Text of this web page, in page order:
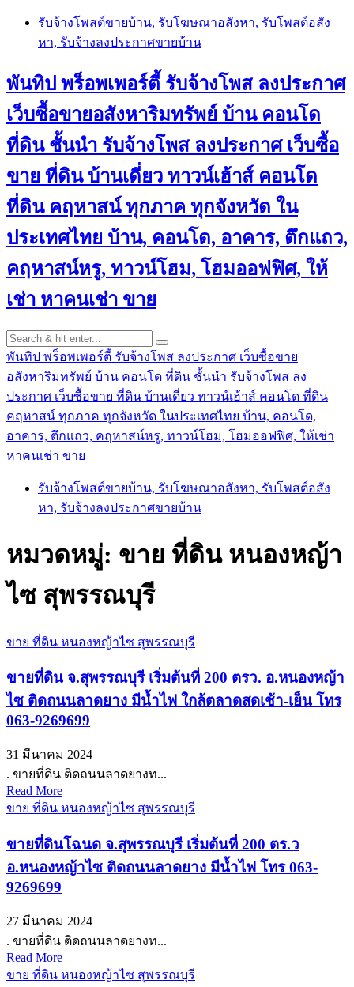
Skip
content
รับจ้างโพสต์ขายบ้าน, รับโฆษณาอสังหา, รับโพสต์อสัง
หา, รับจ้างลงประกาศขายบ้าน
พันทิป พร็อพเพอร์ตี้ รับจ้างโพส ลงประกาศ
เว็บซื้อขายอสังหาริมทรัพย์ บ้าน คอนโด
ที่ดิน ชั้นนำ รับจ้างโพส ลงประกาศ เว็บซื้อ
ขาย ที่ดิน บ้านเดี่ยว ทาวน์เฮ้าส์ คอนโด
ที่ดิน คฤหาสน์ ทุกภาค ทุกจังหวัด ใน
ประเทศไทย บ้าน, คอนโด, อาคาร, ตึกแถว,
คฤหาสน์หรู, ทาวน์โฮม, โฮมออฟฟิศ, ให้
เช่า หาคนเช่า ขาย
พันทิป พร็อพเพอร์ตี้ รับจ้างโพส ลงประกาศ เว็บซื้อขาย
อสังหาริมทรัพย์ บ้าน คอนโด ที่ดิน ชั้นนำ รับจ้างโพส ลง
ประกาศ เว็บซื้อขาย ที่ดิน บ้านเดี่ยว ทาวน์เฮ้าส์ คอนโด ที่ดิน
คฤหาสน์ ทุกภาค ทุกจังหวัด ในประเทศไทย บ้าน, คอนโด,
อาคาร, ตึกแถว, คฤหาสน์หรู, ทาวน์โฮม, โฮมออฟฟิศ, ให้เช่า
หาคนเช่า ขาย
รับจ้างโพสต์ขายบ้าน, รับโฆษณาอสังหา, รับโพสต์อสัง
หา, รับจ้างลงประกาศขายบ้าน
หมวดหมู่: ขาย ที่ดิน หนองหญ้า
ไซ สุพรรณบุรี
ขาย ที่ดิน หนองหญ้าไซ สุพรรณบุรี
ขายที่ดิน จ.สุพรรณบุรี เริ่มต้นที่ 200 ตรว. อ.หนองหญ้า
ไซ ติดถนนลาดยาง มีน้ำไฟ ใกล้ตลาดสดเช้า-เย็น โทร
063-9269699
31 มีนาคม 2024
. ขายที่ดิน ติดถนนลาดยางท...
Read More
ขาย ที่ดิน หนองหญ้าไซ สุพรรณบุรี
ขายที่ดินโฉนด จ.สุพรรณบุรี เริ่มต้นที่ 200 ตร.ว
อ.หนองหญ้าไซ ติดถนนลาดยาง มีน้ำไฟ โทร 063-
9269699
27 มีนาคม 2024
. ขายที่ดิน ติดถนนลาดยางท...
Read More
ขาย ที่ดิน หนองหญ้าไซ สุพรรณบุรี